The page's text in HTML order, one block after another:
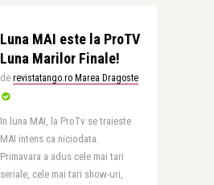
Luna MAI este la ProTV
Luna Marilor Finale!
de revistatango.ro Marea Dragoste
In luna MAI, la ProTv se traieste
MAI intens ca niciodata.
Primavara a adus cele mai tari
seriale, cele mai tari show-uri,